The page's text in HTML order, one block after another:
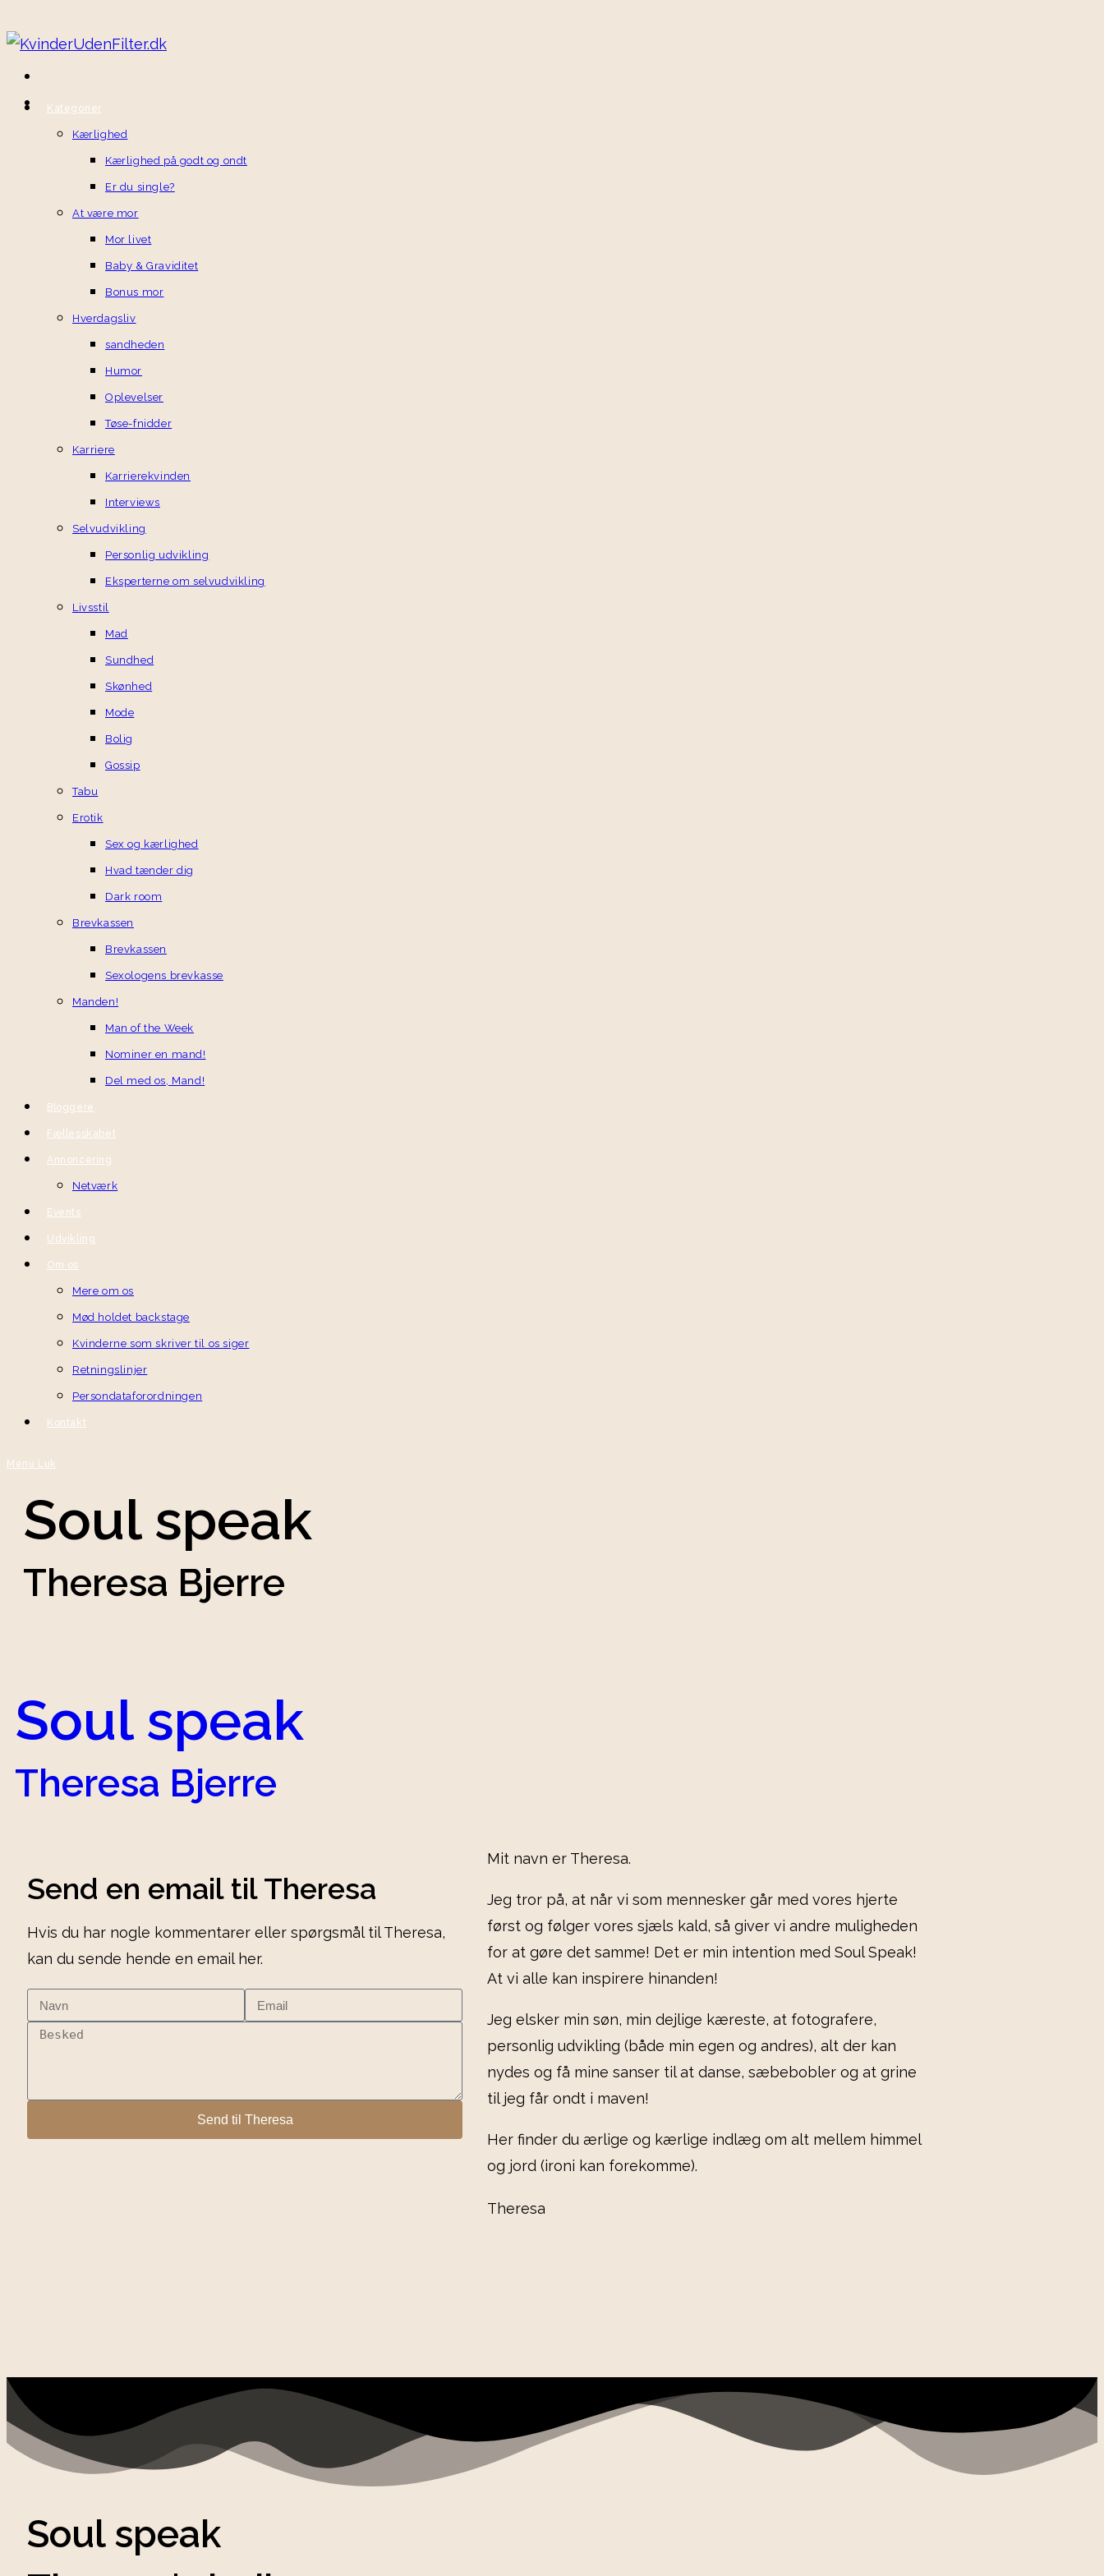
Kategorier
Kærlighed
Kærlighed på godt og ondt
Er du single?
At være mor
Mor livet
Baby & Graviditet
Bonus mor
Hverdagsliv
sandheden
Humor
Oplevelser
Tøse-fnidder
Karriere
Karrierekvinden
Interviews
Selvudvikling
Personlig udvikling
Eksperterne om selvudvikling
Livsstil
Mad
Sundhed
Skønhed
Mode
Bolig
Gossip
Tabu
Erotik
Sex og kærlighed
Hvad tænder dig
Dark room
Brevkassen
Brevkassen
Sexologens brevkasse
Manden!
Man of the Week
Nominer en mand!
Del med os, Mand!
Bloggere
Fællesskabet
Annoncering
Netværk
Events
Udvikling
Om os
Mere om os
Mød holdet backstage
Kvinderne som skriver til os siger
Retningslinjer
Persondataforordningen
Kontakt
Menu Luk
Soul speak
Theresa Bjerre
Soul speak
Theresa Bjerre
Send en email til Theresa
Hvis du har nogle kommentarer eller spørgsmål til Theresa,
kan du sende hende en email her.
Send til Theresa
Mit navn er Theresa.
Jeg tror på, at når vi som mennesker går med vores hjerte
først og følger vores sjæls kald, så giver vi andre muligheden
for at gøre det samme! Det er min intention med Soul Speak!
At vi alle kan inspirere hinanden!
Jeg elsker min søn, min dejlige kæreste, at fotografere,
personlig udvikling (både min egen og andres), alt der kan
nydes og få mine sanser til at danse, sæbebobler og at grine
til jeg får ondt i maven!
Her finder du ærlige og kærlige indlæg om alt mellem himmel
og jord (ironi kan forekomme).
Theresa
Soul speak